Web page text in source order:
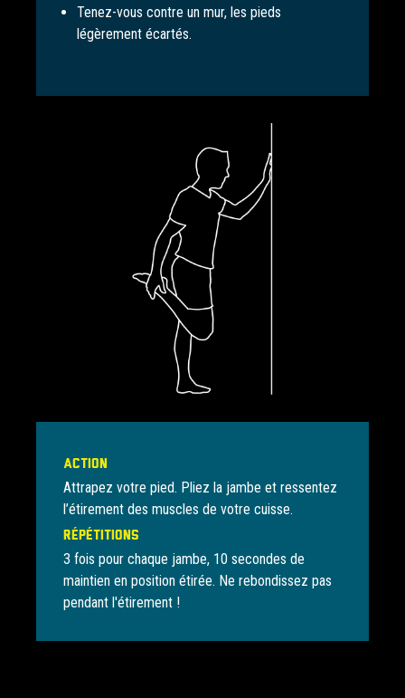
Tenez-vous contre un mur, les pieds
légèrement écartés.
Action
Attrapez votre pied. Pliez la jambe et ressentez
l’étirement des muscles de votre cuisse.
Répétitions
3 fois pour chaque jambe, 10 secondes de
maintien en position étirée. Ne rebondissez pas
pendant l'étirement !